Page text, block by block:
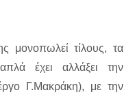
μονοπωλεί τίλους, τα
έχει αλλάξει την
Γ.Μακράκη), με την